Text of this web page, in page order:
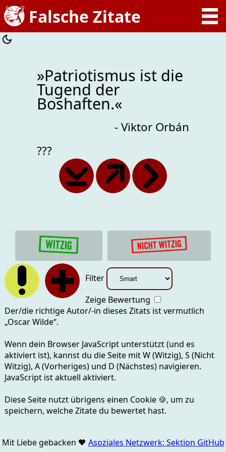
»Patriotismus ist die
Tugend der
Boshaften.«
- Viktor Orbán
???
Filter
Zeige Bewertung
Der/die richtige Autor/-in dieses Zitats ist vermutlich
„Oscar Wilde“.
Wenn dein Browser JavaScript unterstützt (und es
aktiviert ist), kannst du die Seite mitW (Witzig), S (Nicht
Witzig), A (Vorheriges) und D (Nächstes)navigieren.
JavaScript ist aktuell aktiviert.
Diese Seite nutzt übrigens einen Cookie 🍪, um zu
speichern, welche Zitate du bewertet hast.
Mit Liebe gebacken 🖤 Asoziales Netzwerk: Sektion GitHub